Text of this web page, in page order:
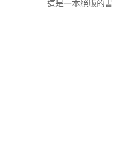
這是一本絕版的